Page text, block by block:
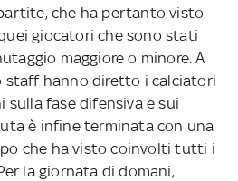
che ha pertanto visto
giocatori che sono stati
maggiore o minore. A
staff hanno diretto i calciatori
sulla fase difensiva e sui
è infine terminata con una
che ha visto coinvolti tutti i
la giornata di domani,